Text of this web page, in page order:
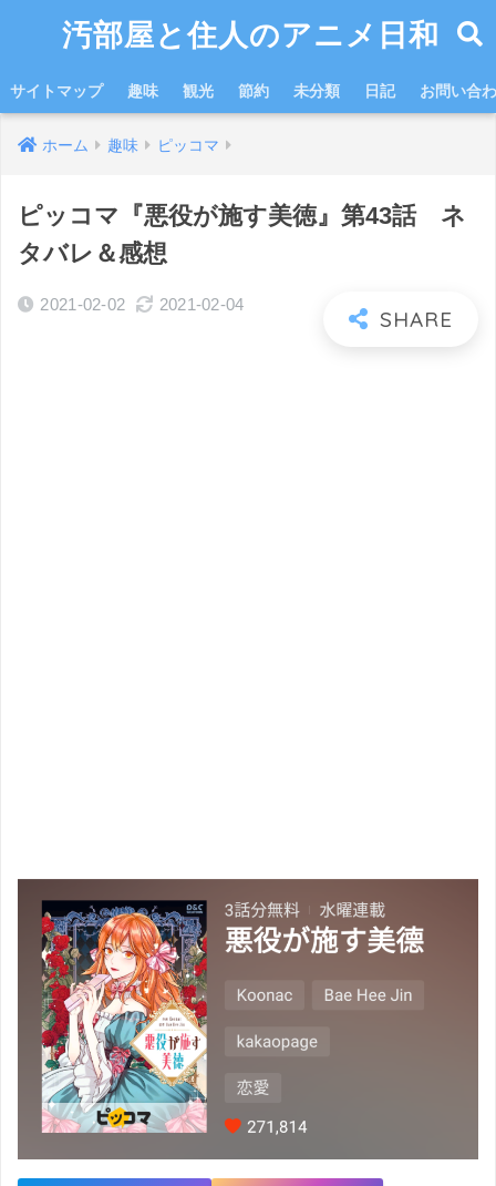
汚部屋と住人のアニメ日和
サイトマップ 趣味 観光 節約 未分類 日記 お問い合
ホーム 趣味 ピッコマ
ピッコマ『悪役が施す美徳』第43話 ネ
タバレ＆感想
2021-02-02 2021-02-04